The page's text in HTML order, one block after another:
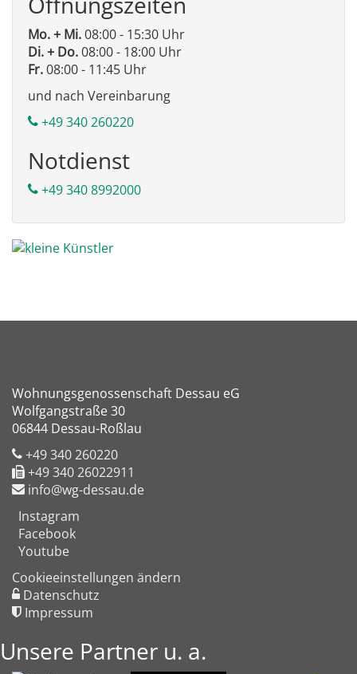
Mo. + Mi.08:00 - 15:30 Uhr
Di. + Do.08:00 - 18:00 Uhr
Fr.08:00 - 11:45 Uhr
und nach Vereinbarung
+49 340 260220
Notdienst
+49 340 8992000
Wohnungsgenossenschaft Dessau eG
Wolfgangstraße 30
06844 Dessau-Roßlau
+49 340 260220
+49 340 26022911
info@wg-dessau.de
Instagram
Facebook
Youtube
Cookieeinstellungen ändern
Datenschutz
Impressum
Unsere Partner u. a.